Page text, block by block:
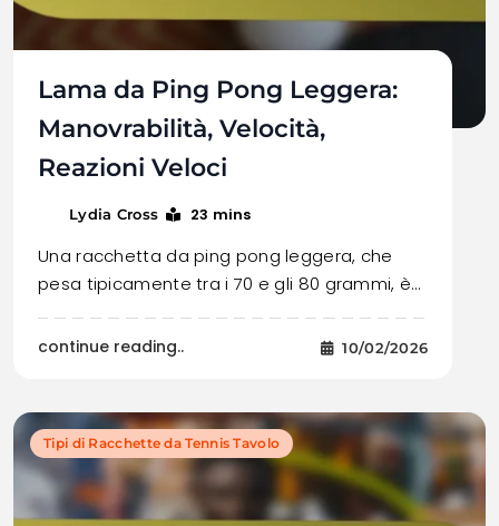
Lama da Ping Pong Leggera:
Manovrabilità, Velocità,
Reazioni Veloci
Lydia Cross 23 mins
Una racchetta da ping pong leggera, che
pesa tipicamente tra i 70 e gli 80 grammi, è…
continue reading.. 10/02/2026
Tipi di Racchette da Tennis Tavolo